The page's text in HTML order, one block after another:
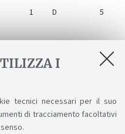
I
tecnici necessari per il suo
di tracciamento facoltativi
1 D 5
1